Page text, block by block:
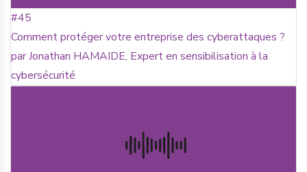
#45
Comment protéger votre entreprise des cyberattaques ?
par Jonathan HAMAIDE, Expert en sensibilisation à la
cybersécurité